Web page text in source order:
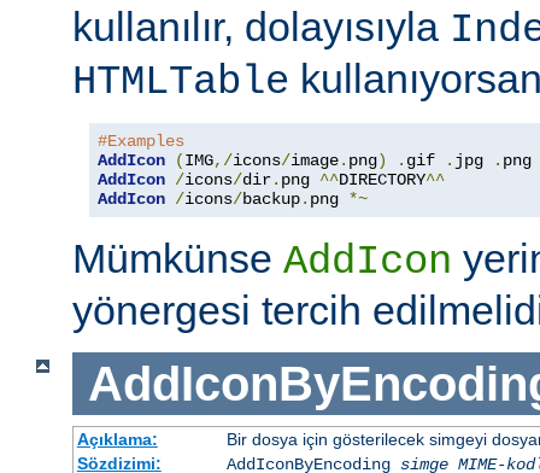
kullanılır, dolayısıyla
HTMLTable
#Examples
AddIcon
(IMG,/icons/image. png) . gif . jpg .
AddIcon /icons/dir. png ^^DIRECTORY^^
AddIcon /icons/backup. png *~
Mümkünse AddIcon
yönergesi tercih
Açıklama:
Bir dosya için gösterilecek simgeyi
Sözdizimi:
AddIconByEncoding simge MIME-